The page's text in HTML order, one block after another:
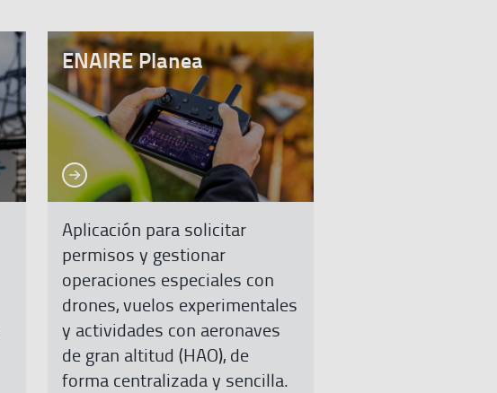
ENAIRE Planea
Ver más Ver más
Aplicación para solicitar
permisos y gestionar
operaciones especiales con
drones, vuelos experimentales
y actividades con aeronaves
de gran altitud (HAO), de
forma centralizada y sencilla.